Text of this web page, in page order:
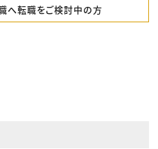
へ転職をご検討中の方